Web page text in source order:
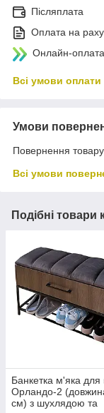
Післяплата
Оплата на
Онлайн-
Всі умови оплати
Умови
Повернення
Всі умови
Подібні товари
Банкетка м'яка для
Орландо-2
см) з шухлядою та